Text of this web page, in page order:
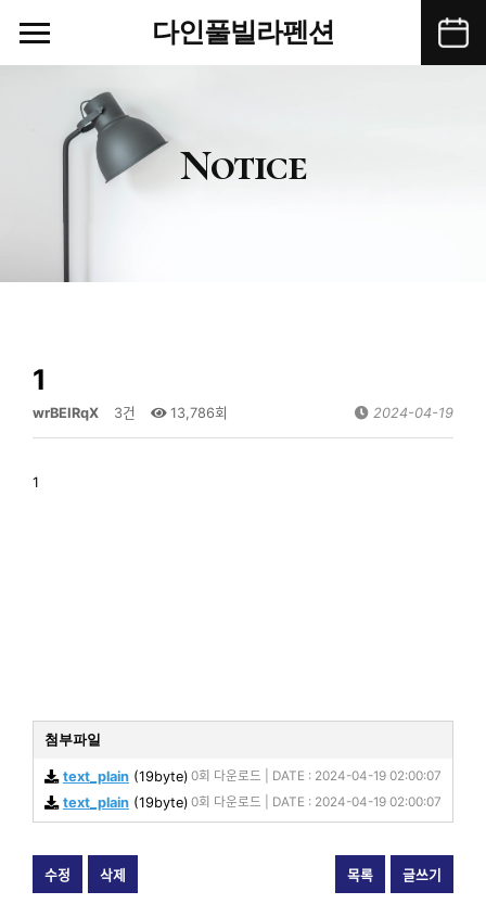
Menu 다인풀빌라펜션
Notice
1
wrBEIRqX 3건 13,786회 2024-04-19
1
첨부파일
text_plain (19byte) 0회 다운로드 | DATE : 2024-04-19 02:00:07
text_plain (19byte) 0회 다운로드 | DATE : 2024-04-19 02:00:07
수정 삭제 목록 글쓰기